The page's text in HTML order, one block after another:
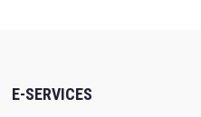
E-SERVICES